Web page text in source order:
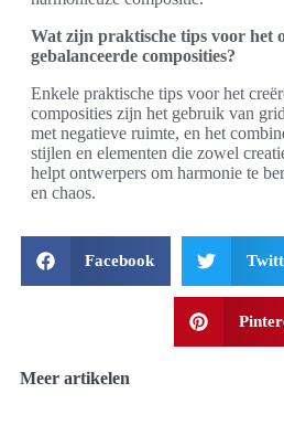
Wat zijn praktische tips voor het
gebalanceerde composities?
Enkele praktische tips voor het
composities zijn het gebruik van
met negatieve ruimte, en het
stijlen en elementen die zowel
helpt ontwerpers om harmonie te
en chaos.
Facebook
Meer artikelen